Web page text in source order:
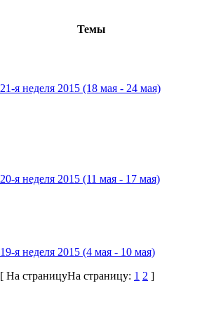
Темы
21-я неделя 2015 (18 мая - 24 мая)
20-я неделя 2015 (11 мая - 17 мая)
19-я неделя 2015 (4 мая - 10 мая)
[ На страницуНа страницу: 1 2 ]